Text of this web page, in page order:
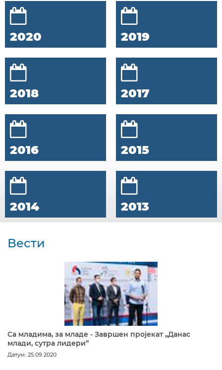
2020 2019
2018 2017
2016 2015
2014 2013
Вести
Са младима, за младе - Завршен пројекат „Данас
млади, сутра лидери”
Датум: 25.09.2020